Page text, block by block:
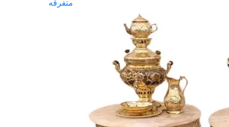
متفرقه